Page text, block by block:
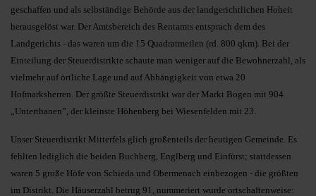
geschaffen und als selbständige Behörde aus der landgerichtlichen Hoheit
herausgelöst war. Der Amtsbereich des Rentamts entsprach dem des
Landgerichts - das waren um die 15 Quadratmeilen (rd. 800 qkm). Bei der
Einteilung der Steuerdistrikte schaute man weniger auf die Bewohnerzahl, als
vielmehr auf örtliche Lage und auf Abhängigkeit von etwa 20
Hofmarksherren. Der größte Steuerdistrikt war der Markt Bogen mit 904
„Unterthanen”, der kleinste Höhenberg bei Wiesenfelden mit 23.
Unser Steuerdistrikt Mitterfels glich großenteils der heutigen Gemeinde. Es
fehlten lediglich die beiden Buchberg, Englberg und Einfürst; stattdessen
waren 5 große Höfe von Schieda und Obermenach einbezogen - die größten
im Distrikt. Die Häuserzahl betrug 91, nummeriert wurde ortschaftenweise: